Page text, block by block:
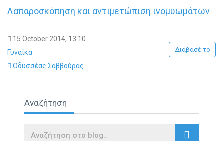
Λαπαροσκόπηση και αντιμετώπιση ινομυωμάτων
15 October 2014, 13:10
Γυναίκα
Οδυσσέας Σαββούρας
Διάβασέ το
Αναζήτηση
Search